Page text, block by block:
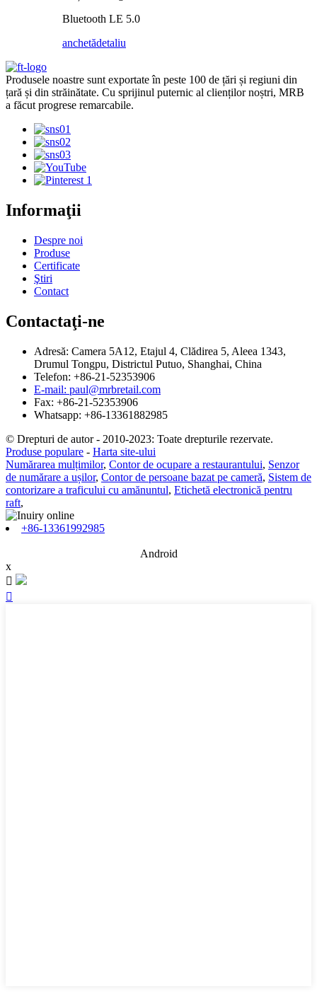
Bluetooth LE 5.0
anchetădetaliu
Produsele noastre sunt exportate în peste 100 de țări și regiuni din
țară și din străinătate. Cu sprijinul puternic al clienților noștri, MRB
a făcut progrese remarcabile.
Informaţii
Despre noi
Produse
Certificate
Ştiri
Contact
Contactaţi-ne
Adresă: Camera 5A12, Etajul 4, Clădirea 5, Aleea 1343,
Drumul Tongpu, Districtul Putuo, Shanghai, China
Telefon: +86-21-52353906
E-mail: paul@mrbretail.com
Fax: +86-21-52353906
Whatsapp: +86-13361882985
© Drepturi de autor - 2010-2023: Toate drepturile rezervate.
Produse populare - Harta site-ului
Numărarea mulțimilor, Contor de ocupare a restaurantului, Senzor
de numărare a ușilor, Contor de persoane bazat pe cameră, Sistem de
contorizare a traficului cu amănuntul, Etichetă electronică pentru
raft,
+86-13361992985
Android
x

